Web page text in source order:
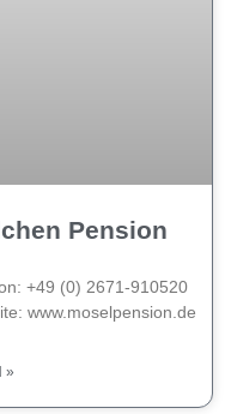
Pension
+49 (0) 2671-910520
www.moselpension.de
»